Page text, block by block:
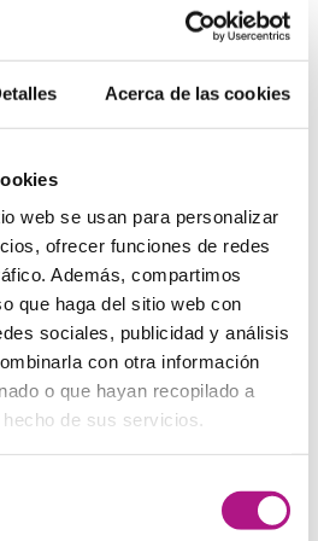
Acerca de las cookies
web se usan para personalizar
ofrecer funciones de redes
Además, compartimos
que haga del sitio web con
sociales, publicidad y análisis
con otra información
o que hayan recopilado a
de sus servicios.
sobre
de inglés
aprender inglés en
Girona como What’s
plana
, método conversacional,
Club y gestión de horarios desde
el centro y bien comunicados.
desde cero?